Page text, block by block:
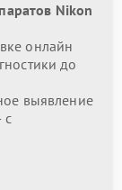
Nikon
онлайн
до
выявление
с